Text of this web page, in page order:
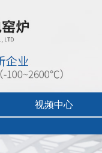
视频中心
行业展